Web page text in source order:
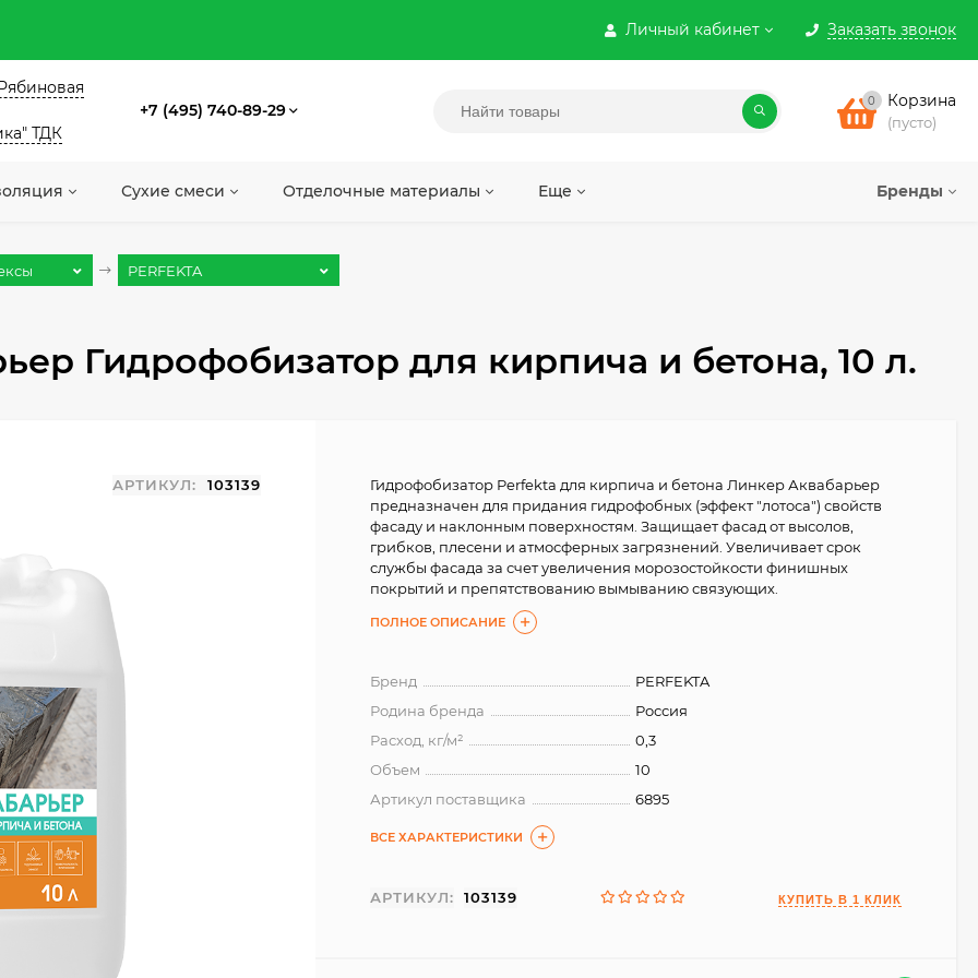
Личный кабинет Заказать звонок
ТДК
+7 (495) 740-89-29 0 Корзина
(пусто)
Бренды
Сухие смеси Отделочные материалы Еще
PERFEKTA
Гидрофобизатор для кирпича и бетона, 10 л.
АРТИКУЛ: 103139
Гидрофобизатор Perfekta для кирпича и бетона Линкер Аквабарьер
предназначен для придания гидрофобных (эффект "лотоса") свойств
фасаду и наклонным поверхностям. Защищает фасад от высолов,
грибков, плесени и атмосферных загрязнений. Увеличивает срок
службы фасада за счет увеличения морозостойкости финишных
покрытий и препятствованию вымыванию связующих.
ПОЛНОЕ ОПИСАНИЕ
Бренд
PERFEKTA
Родина бренда
Россия
Расход, кг/м²
0,3
Объем
10
Артикул поставщика
6895
ВСЕ ХАРАКТЕРИСТИКИ
АРТИКУЛ: 103139